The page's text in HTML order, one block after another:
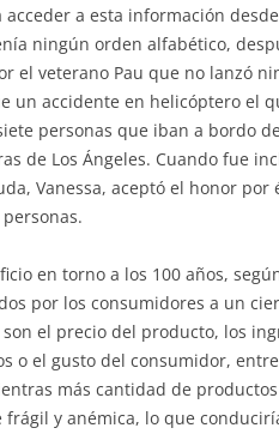
a esta información
ningún orden alfabético,
el veterano Pau que no lanzó
un accidente en helicóptero el
personas que iban a bordo
de Los Ángeles. Cuando fue
Vanessa, aceptó el honor por
en torno a los 100 años,
por los consumidores a un
el precio del producto, los
o el gusto del consumidor,
más cantidad de
y anémica, lo que